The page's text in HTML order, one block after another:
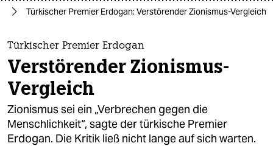
 taz zahl ich
taz zahl ich
themen
politik
öko
gesellschaft
Türkischer Premier Erdogan: Verstörender Zionismus-Vergleich
Türkischer Premier Erdogan
Verstörender Zionismus-
Vergleich
Zionismus sei ein „Verbrechen gegen die
Menschlichkeit“, sagte der türkische Premier
Erdogan. Die Kritik ließ nicht lange auf sich warten.